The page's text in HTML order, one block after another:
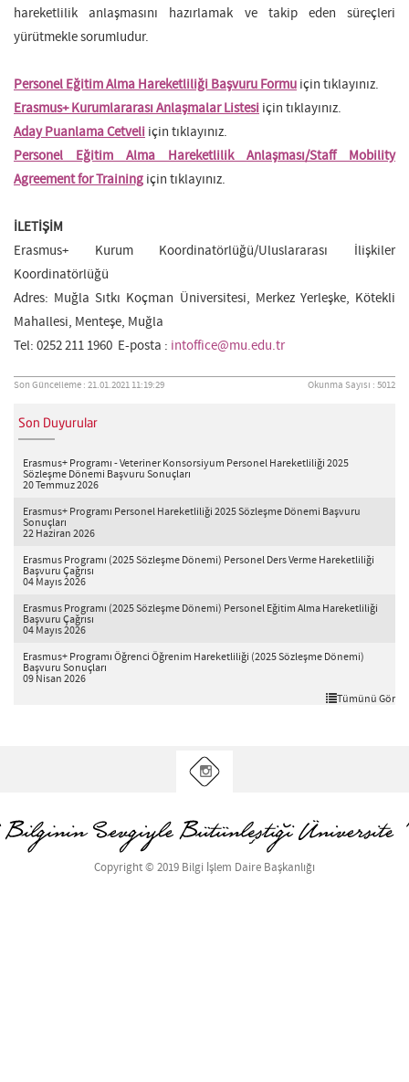
hareketlilik anlaşmasını hazırlamak ve takip eden süreçleri
yürütmekle sorumludur.
Personel Eğitim Alma Hareketliliği Başvuru Formu için tıklayınız.
Erasmus+ Kurumlararası Anlaşmalar Listesi için tıklayınız.
Aday Puanlama Cetveli için tıklayınız.
Personel Eğitim Alma Hareketlilik Anlaşması/Staff Mobility
Agreement for Training için tıklayınız.
İLETİŞİM
Erasmus+ Kurum Koordinatörlüğü/Uluslararası İlişkiler
Koordinatörlüğü
Adres: Muğla Sıtkı Koçman Üniversitesi, Merkez Yerleşke, Kötekli
Mahallesi, Menteşe, Muğla
Tel: 0252 211 1960 E-posta : intoffice@mu.edu.tr
Son Güncelleme : 21.01.2021 11:19:29 Okunma Sayısı : 5012
Son Duyurular
Erasmus+ Programı - Veteriner Konsorsiyum Personel Hareketliliği 2025
Sözleşme Dönemi Başvuru Sonuçları
20 Temmuz 2026
Erasmus+ Programı Personel Hareketliliği 2025 Sözleşme Dönemi Başvuru
Sonuçları
22 Haziran 2026
Erasmus Programı (2025 Sözleşme Dönemi) Personel Ders Verme Hareketliliği
Başvuru Çağrısı
04 Mayıs 2026
Erasmus Programı (2025 Sözleşme Dönemi) Personel Eğitim Alma Hareketliliği
Başvuru Çağrısı
04 Mayıs 2026
Erasmus+ Programı Öğrenci Öğrenim Hareketliliği (2025 Sözleşme Dönemi)
Başvuru Sonuçları
09 Nisan 2026
Tümünü Gör
Copyright © 2019 Bilgi İşlem Daire Başkanlığı